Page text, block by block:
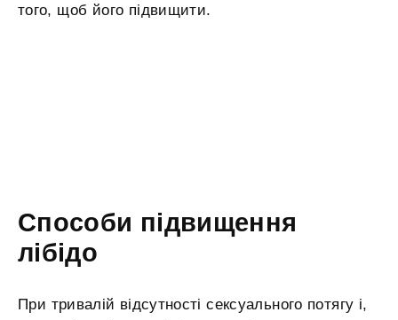
того, щоб його підвищити.
Способи підвищення
лібідо
При тривалій відсутності сексуального потягу і,